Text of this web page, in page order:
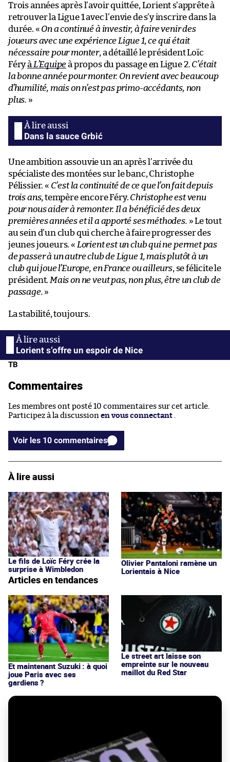
Trois années après l’avoir quittée, Lorient s’apprête à
retrouver la Ligue 1 avec l’envie de s’y inscrire dans la
durée. « On a continué à investir, à faire venir des
joueurs avec une expérience Ligue 1, ce qui était
nécessaire pour monter, a détaillé le président Loïc
Féryà L’Equipeà propos du passage en Ligue 2. C’était
la bonne année pour monter. On revient avec beaucoup
d’humilité, mais on n’est pas primo-accédants, non
plus. »
Dans la sauce Grbić
Une ambition assouvie un an après l’arrivée du
spécialiste des montées sur le banc, Christophe
Pélissier. « C’est la continuité de ce que l’on fait depuis
trois ans, tempère encore Féry. Christophe est venu
pour nous aider à remonter. Il a bénéficié des deux
premières années et il a apporté ses méthodes. » Le tout
au sein d’un club qui cherche à faire progresser des
jeunes joueurs. « Lorient est un club qui ne permet pas
de passer à un autre club de Ligue 1, mais plutôt à un
club qui joue l’Europe, en France ou ailleurs, se félicite le
président. Mais on ne veut pas, non plus, être un club de
passage. »
La stabilité, toujours.
Lorient s’offre un espoir de Nice
TB
Commentaires
Les membres ont posté 10 commentaires sur cet article.
Participez à la discussion en vous connectant
Voir les 10 commentaires
À lire aussi
Le fils de Loïc Féry crée la
surprise à Wimbledon
Olivier Pantaloni ramène un
Lorientais à Nice
Articles en tendances
Et maintenant Suzuki : à quoi
joue Paris avec ses
gardiens ?
Le street art laisse son
empreinte sur le nouveau
maillot du Red Star